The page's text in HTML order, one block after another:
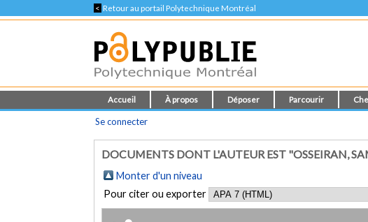
< Retour au portail Polytechnique Montréal
Accueil À propos Déposer Parcourir
Se connecter
DOCUMENTS DONT L'AUTEUR EST "OSSEIRAN,
Monter d'un niveau
Pour citer ou exporter